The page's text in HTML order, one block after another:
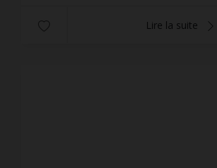
Lire la suite